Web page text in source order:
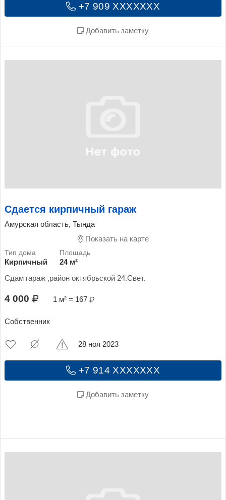
+7 909 XXXXXXX
Добавить заметку
Сдается кирпичный гараж
Амурская область, Тында
Показать на карте
Кирпичный
24 м²
Сдам гараж ,район октябрьской 24.Свет.
4 000 1 м² = 167
Собственник
+7 914 XXXXXXX
Добавить заметку
28 ноя 2023